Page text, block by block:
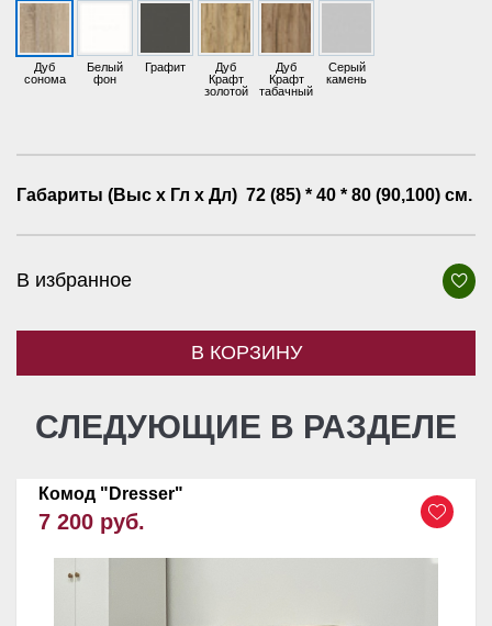
Дуб
сонома
Белый
фон
Графит Дуб
Крафт
золотой
Дуб
Крафт
табачный
Серый
камень
Габариты (Выс х Гл х Дл) 72 (85) * 40 * 80 (90,100) см.
В избранное
В КОРЗИНУ
СЛЕДУЮЩИЕ В РАЗДЕЛЕ
Комод "Dresser"
7 200 руб.